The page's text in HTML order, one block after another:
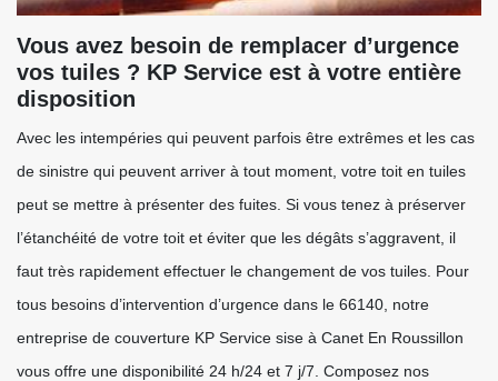
Vous avez besoin de remplacer d’urgence
vos tuiles ? KP Service est à votre entière
disposition
Avec les intempéries qui peuvent parfois être extrêmes et les cas
de sinistre qui peuvent arriver à tout moment, votre toit en tuiles
peut se mettre à présenter des fuites. Si vous tenez à préserver
l’étanchéité de votre toit et éviter que les dégâts s’aggravent, il
faut très rapidement effectuer le changement de vos tuiles. Pour
tous besoins d’intervention d’urgence dans le 66140, notre
entreprise de couverture KP Service sise à Canet En Roussillon
vous offre une disponibilité 24 h/24 et 7 j/7. Composez nos